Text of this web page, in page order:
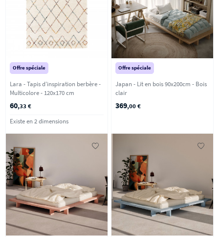
Offre spéciale
Lara - Tapis d’inspiration berbère -
Multicolore - 120x170 cm
60,33 €
Existe en 2 dimensions
Offre spéciale
Japan - Lit en bois 90x200cm - Bois
clair
369,00 €